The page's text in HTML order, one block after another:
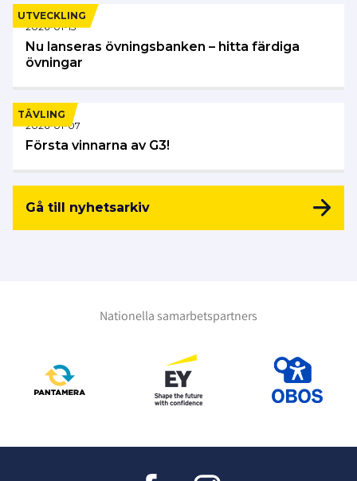
UTVECKLING
2026-01-13
Nu lanseras övningsbanken – hitta färdiga
övningar
TÄVLING
2026-01-07
Första vinnarna av G3!
Gå till nyhetsarkiv
Nationella samarbetspartners